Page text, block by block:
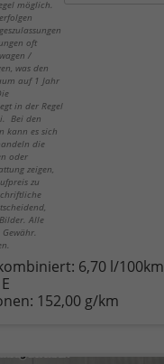
möglich.
oft
/
was den
auf 1 Jahr
in der Regel
Bei den
kann es sich
die
oder
zeigen,
zu
Alle
6,70 l/100km
E
152,00 g/km